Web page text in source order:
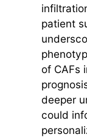
patient
of CAFs
deeper
could